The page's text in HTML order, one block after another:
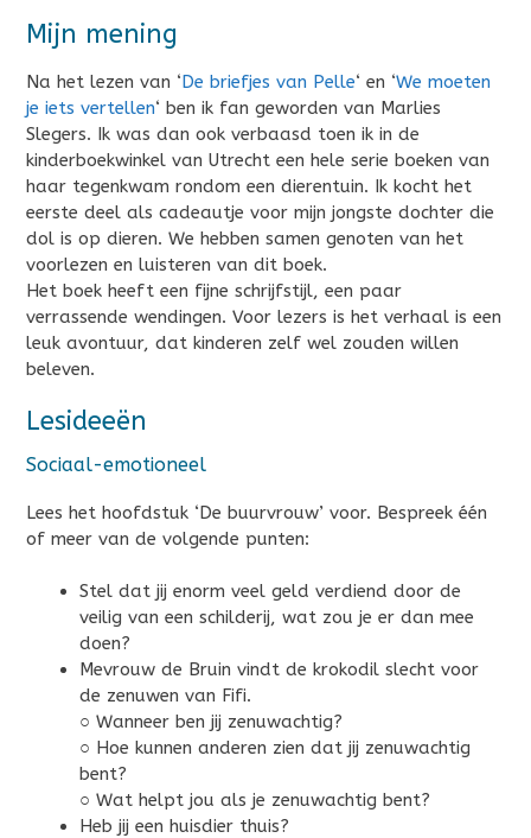
Mijn mening
Na het lezen van ‘De briefjes van Pelle‘ en ‘We moeten
je iets vertellen‘ ben ik fan geworden van Marlies
Slegers. Ik was dan ook verbaasd toen ik in de
kinderboekwinkel van Utrecht een hele serie boeken van
haar tegenkwam rondom een dierentuin. Ik kocht het
eerste deel als cadeautje voor mijn jongste dochter die
dol is op dieren. We hebben samen genoten van het
voorlezen en luisteren van dit boek.
Het boek heeft een fijne schrijfstijl, een paar
verrassende wendingen. Voor lezers is het verhaal is een
leuk avontuur, dat kinderen zelf wel zouden willen
beleven.
Lesideeën
Sociaal-emotioneel
Lees het hoofdstuk ‘De buurvrouw’ voor. Bespreek één
of meer van de volgende punten:
Stel dat jij enorm veel geld verdiend door de
veilig van een schilderij, wat zou je er dan mee
doen?
Mevrouw de Bruin vindt de krokodil slecht voor
de zenuwen van Fifi.
○ Wanneer ben jij zenuwachtig?
○ Hoe kunnen anderen zien dat jij zenuwachtig
bent?
○ Wat helpt jou als je zenuwachtig bent?
Heb jij een huisdier thuis?